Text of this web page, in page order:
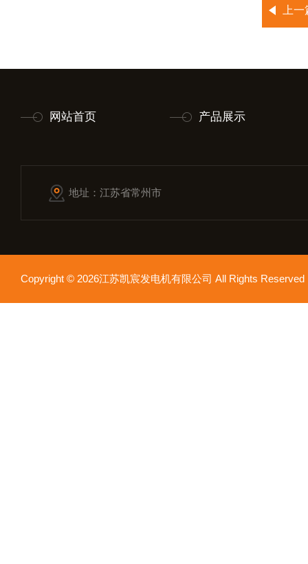
上
网站首页 产品展示
地址：江苏省常州市
Copyright © 2026江苏凯宸发电机有限公司 All Rights